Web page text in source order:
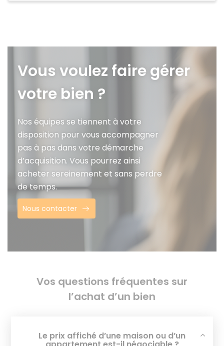
Vous voulez faire gérer
votre bien ?
Nos équipes se tiennent à votre
disposition pour vous accompagner
pas à pas dans votre démarche
d’acquisition. Vous pourrez ainsi
acheter sereinement et sans perdre
de temps.
Nous contacter
Vos questions fréquentes sur
l’achat d’un bien
Le prix affiché d’une maison ou d’un